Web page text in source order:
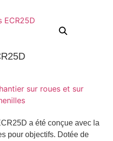
sur roues et sur
a été conçue avec la
pour objectifs. Dotée de